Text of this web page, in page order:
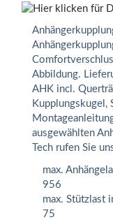
Abbildung.
AHK incl.
Kupplungskugel,
ausgewählten
Tech rufen Sie
max.
956
max. Stützlast
75